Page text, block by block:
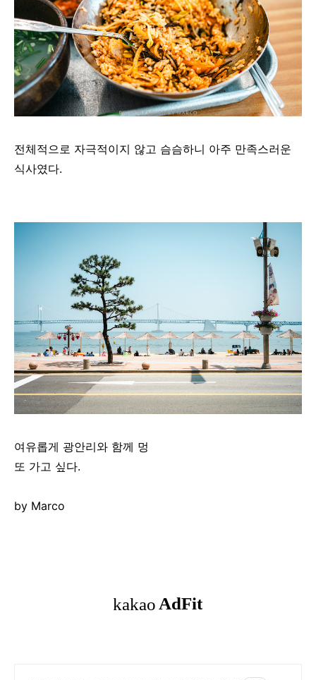
전체적으로 자극적이지 않고 슴슴하니 아주 만족스러운
식사였다.
여유롭게 광안리와 함께 멍
또 가고 싶다.
by Marco